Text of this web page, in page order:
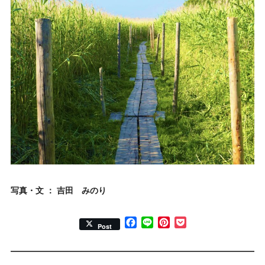
写真・文 ： 吉田 みのり
Post Facebook
Line Pinterest